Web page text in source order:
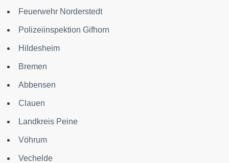
Feuerwehr Norderstedt
Polizeiinspektion Gifhorn
Hildesheim
Bremen
Abbensen
Clauen
Landkreis Peine
Vöhrum
Vechelde